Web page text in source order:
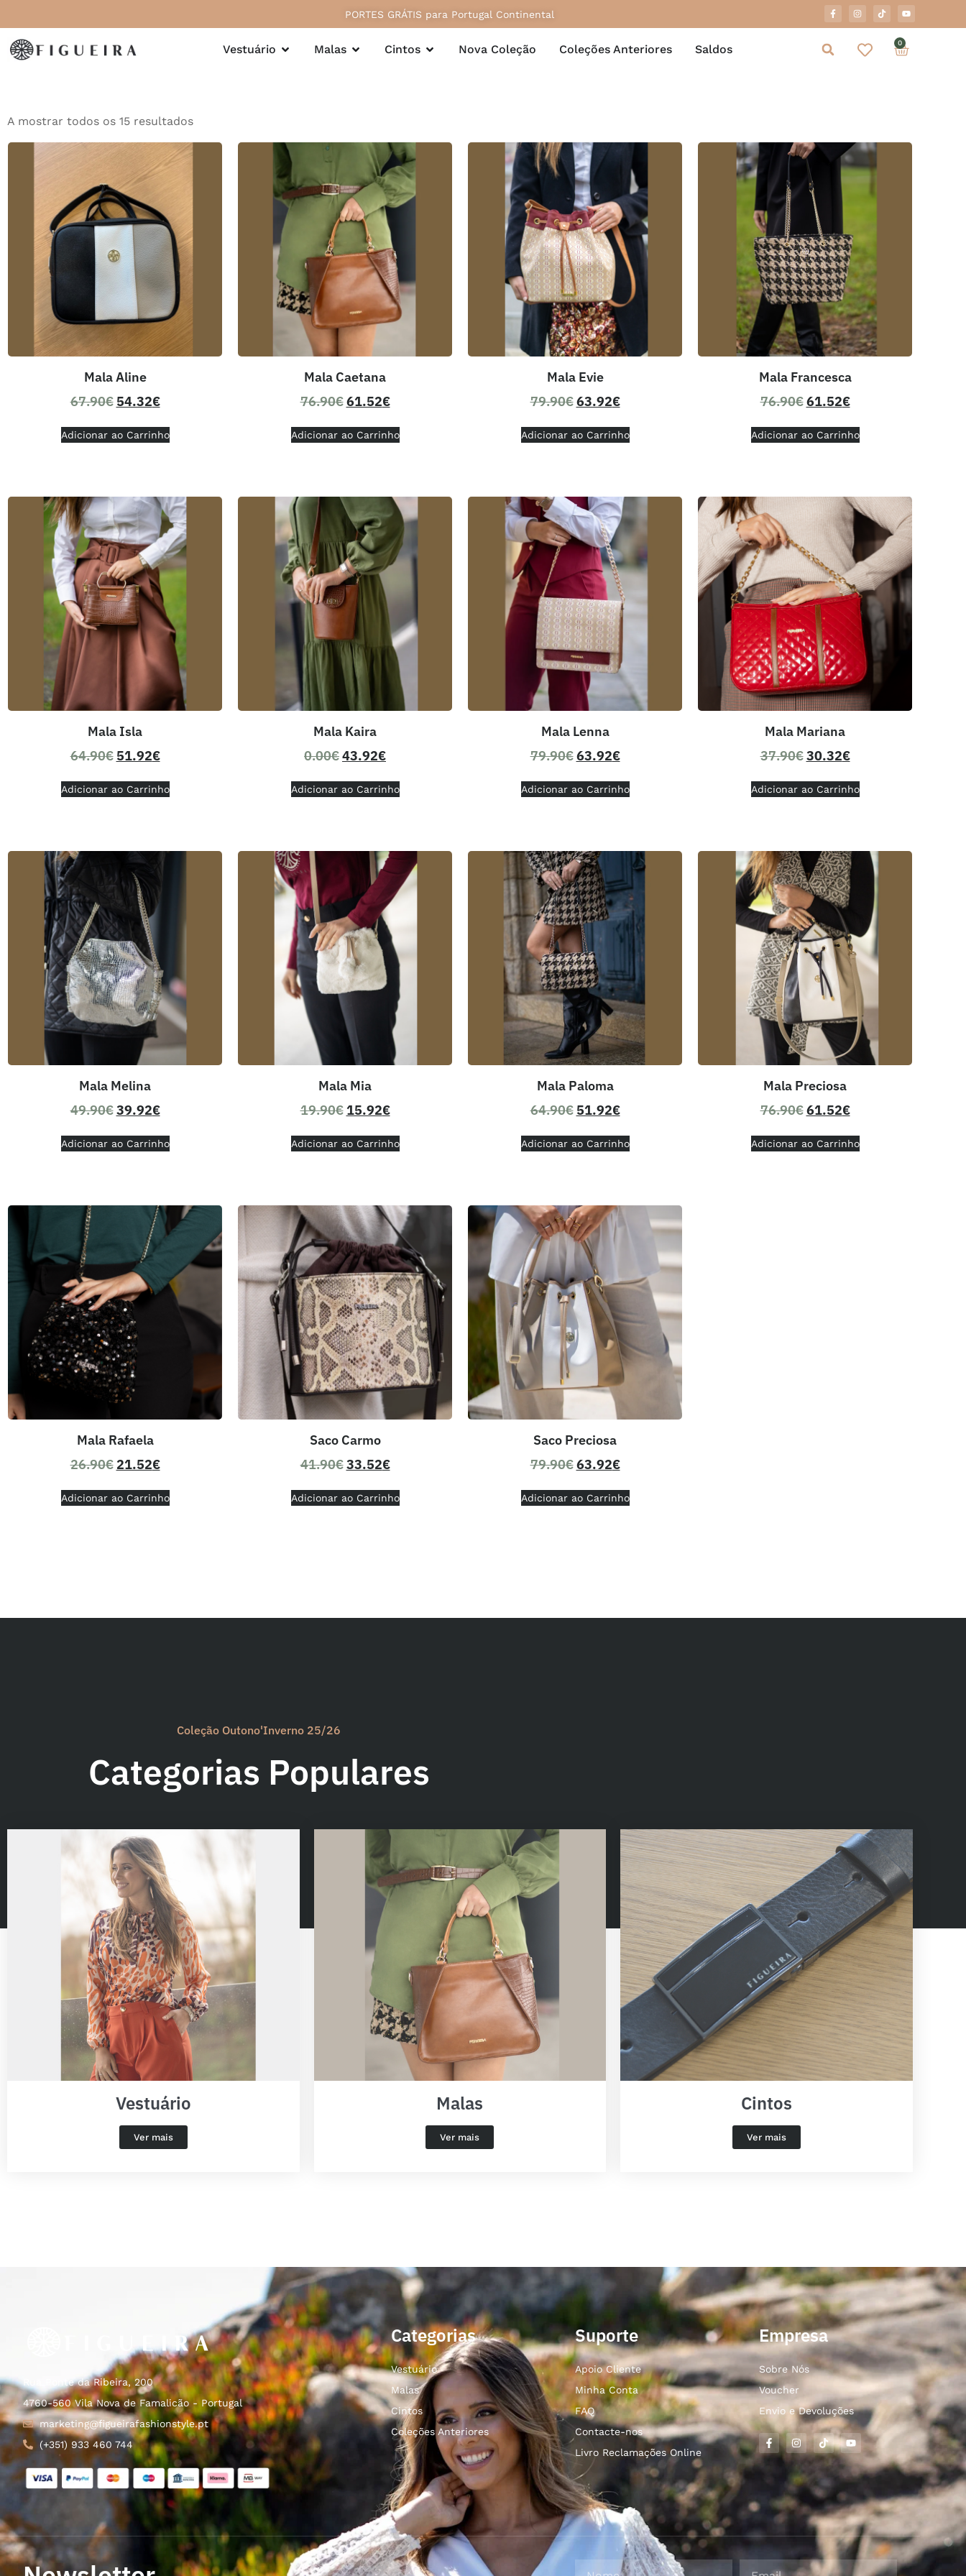
PORTES GRÁTIS para Portugal Continental
Vestuário Malas Cintos Nova Coleção Coleções Anteriores Saldos 0
A mostrar todos os 15 resultados
Mala Aline
67.90€ 54.32€
Adicionar ao Carrinho
Mala Caetana
76.90€61.52€
Adicionar ao Carrinho
Mala Evie
79.90€63.92€
Adicionar ao Carrinho
Mala Francesca
76.90€61.52€
Adicionar ao Carrinho
Mala Isla
64.90€ 51.92€
Adicionar ao Carrinho
Mala Kaira
0.00€43.92€
Adicionar ao Carrinho
Mala Lenna
79.90€63.92€
Adicionar ao Carrinho
Mala Mariana
37.90€30.32€
Adicionar ao Carrinho
Mala Melina
49.90€39.92€
Adicionar ao Carrinho
Mala Mia
19.90€ 15.92€
Adicionar ao Carrinho
Mala Paloma
64.90€ 51.92€
Adicionar ao Carrinho
Mala Preciosa
76.90€61.52€
Adicionar ao Carrinho
Mala Rafaela
26.90€ 21.52€
Adicionar ao Carrinho
Saco Carmo
41.90€33.52€
Adicionar ao Carrinho
Saco Preciosa
79.90€63.92€
Adicionar ao Carrinho
Coleção Outono'Inverno 25/26
Categorias Populares
Vestuário
Ver mais
Malas
Ver mais
Cintos
Ver mais
Rua Ponte da Ribeira, 200
4760-560 Vila Nova de Famalicão - Portugal
marketing@figueirafashionstyle.pt
(+351) 933 460 744
Categorias
Vestuário
Malas
Cintos
Coleções Anteriores
Suporte
Apoio Cliente
Minha Conta
FAQ
Contacte-nos
Livro Reclamações Online
Empresa
Sobre Nós
Voucher
Envio e Devoluções